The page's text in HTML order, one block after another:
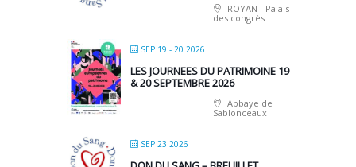
ROYAN - Palais
des congrès
SEP 19 - 20 2026
LES JOURNEES DU PATRIMOINE 19
& 20 SEPTEMBRE 2026
Abbaye de
Sablonceaux
SEP 23 2026